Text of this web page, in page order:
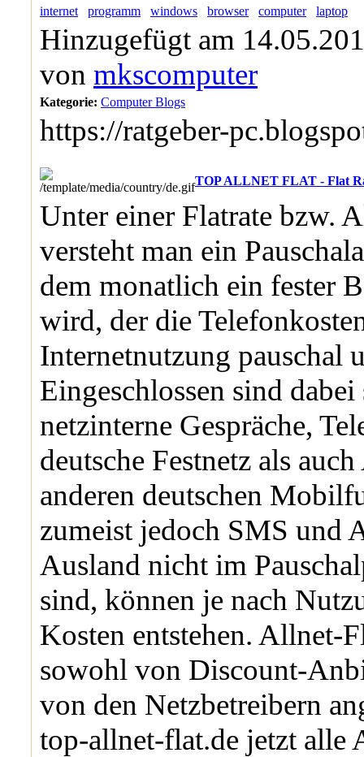
internet programm windows browser computer laptop
Hinzugefügt am
von mkscomputer
Kategorie: Computer Blogs
https://ratgeber-
TOP ALLNET FLAT - Flat
Unter einer Flatrate bzw.
versteht man ein
dem monatlich ein fester
wird, der die
Internetnutzung pauschal
Eingeschlossen sind
netzinterne Gespräche,
deutsche Festnetz als
anderen deutschen
zumeist jedoch SMS und
Ausland nicht im
sind, können je nach
Kosten entstehen. Allnet-
sowohl von Discount-
von den Netzbetreibern
top-allnet-flat.de jetzt alle